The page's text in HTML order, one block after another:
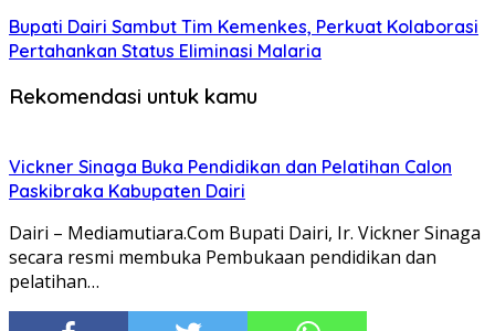
Bupati Dairi Sambut Tim Kemenkes, Perkuat Kolaborasi
Pertahankan Status Eliminasi Malaria
Rekomendasi untuk kamu
Vickner Sinaga Buka Pendidikan dan Pelatihan Calon
Paskibraka Kabupaten Dairi
Dairi – Mediamutiara.Com Bupati Dairi, Ir. Vickner Sinaga
secara resmi membuka Pembukaan pendidikan dan
pelatihan…